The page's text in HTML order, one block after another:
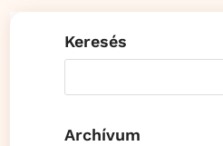
Keresés
Archívum